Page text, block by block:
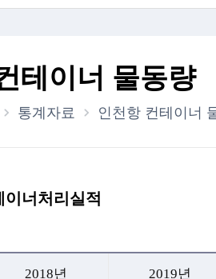
테이너 물동량
통계자료 인천항 컨테이너
이너처리실적
2018년 2019년